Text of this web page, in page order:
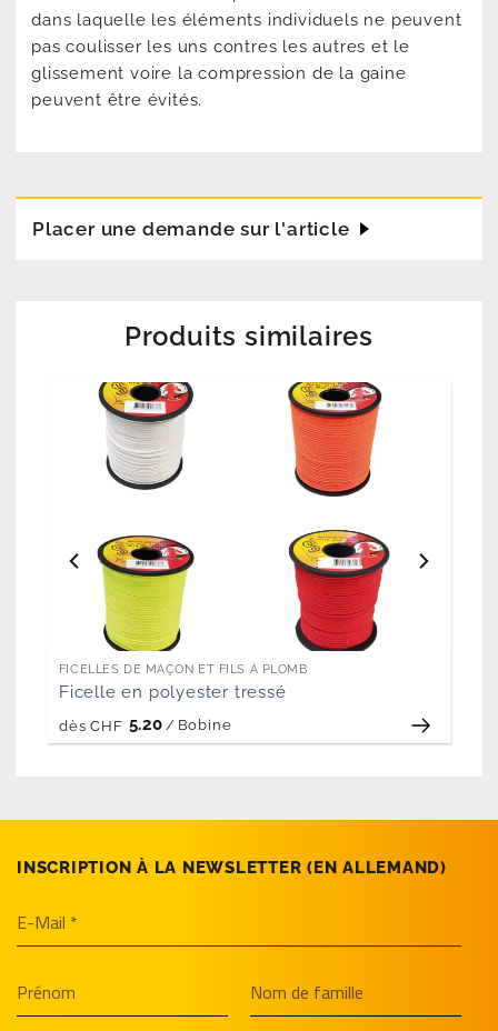
dans laquelle les éléments individuels ne peuvent
pas coulisser les uns contres les autres et le
glissement voire la compression de la gaine
peuvent être évités.
Placer une demande sur l'article
Produits similaires
FICELLES DE MAÇON ET FILS À PLOMB
Ficelle en polyester tressé
dès CHF 5.20 / Bobine
INSCRIPTION À LA NEWSLETTER (EN­ ALLEMAND)